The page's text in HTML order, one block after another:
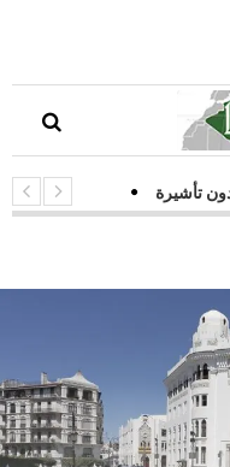
- قفزة نوعية في التحول